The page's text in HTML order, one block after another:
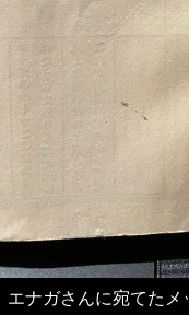
エナガさんに宛てたメ